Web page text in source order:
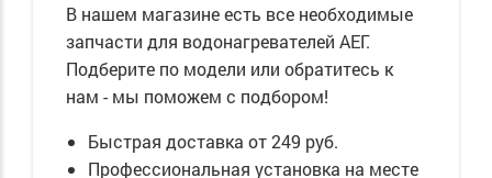
В нашем магазине есть все необходимые
запчасти для водонагревателей АЕГ.
Подберите по модели или обратитесь к
нам - мы поможем с подбором!
Быстрая доставка от 249 руб.
Профессиональная установка на месте